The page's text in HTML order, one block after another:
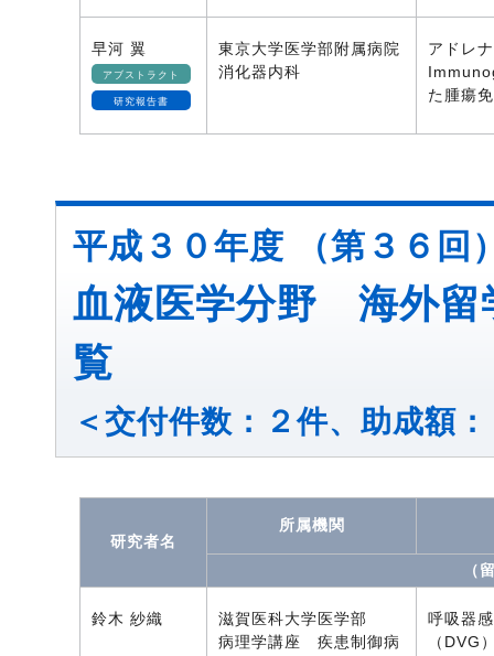
早河 翼
アブストラクト
研究報告書
東京大学医学部附属病院
消化器内科
アドレ
た腫瘍
平成３０年度 （第３６回
血液医学分野 海外留
覧
＜交付件数：２件、助成額
研究者名
所属機関
（
鈴木 紗織
滋賀医科大学医学部
病理学講座 疾患制御病
呼吸器
（DVG